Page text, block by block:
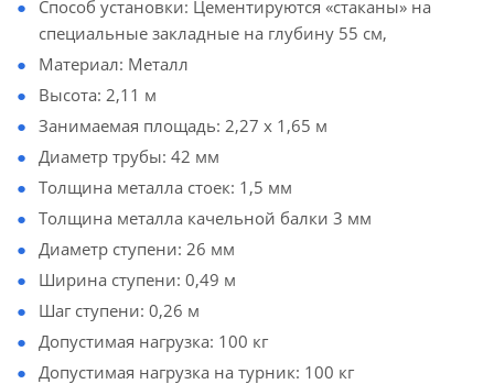
Способ установки: Цементируются «стаканы» на
специальные закладные на глубину 55 см,
Материал: Металл
Высота: 2,11 м
Занимаемая площадь: 2,27 х 1,65 м
Диаметр трубы: 42 мм
Толщина металла стоек: 1,5 мм
Толщина металла качельной балки 3 мм
Диаметр ступени: 26 мм
Ширина ступени: 0,49 м
Шаг ступени: 0,26 м
Допустимая нагрузка: 100 кг
Допустимая нагрузка на турник: 100 кг